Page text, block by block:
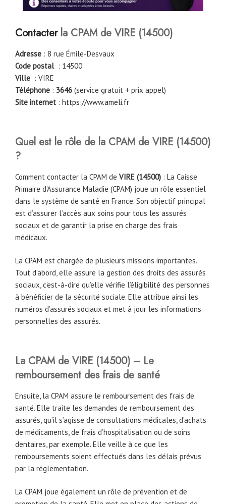
Contacterla CPAM de VIRE (14500)
Adresse : 8 rue Émile-Desvaux
Code postal: 14500
Ville : VIRE
Téléphone : 3646 (service gratuit + prix appel)
Site internet : https://www.ameli.fr
Quel est le rôle de la CPAM de VIRE (14500)
?
Comment contacter la CPAM de VIRE (14500) : La Caisse
Primaire d’Assurance Maladie (CPAM) joue un rôle essentiel
dans le système de santé en France. Son objectif principal
est d’assurer l’accès aux soins pour tous les assurés
sociaux et de garantir la prise en charge des frais
médicaux.
La CPAM est chargée de plusieurs missions importantes.
Tout d’abord, elle assure la gestion des droits des assurés
sociaux, c’est-à-dire qu’elle vérifie l’éligibilité des personnes
à bénéficier de la sécurité sociale. Elle attribue ainsi les
numéros d’assurés sociaux et met à jour les informations
personnelles des assurés.
La CPAM de VIRE (14500) – Le
remboursement des frais de santé
Ensuite, la CPAM assure le remboursement des frais de
santé. Elle traite les demandes de remboursement des
assurés, qu’il s’agisse de consultations médicales, d’achats
de médicaments, de frais d’hospitalisation ou de soins
dentaires, par exemple. Elle veille à ce que les
remboursements soient effectués dans les délais prévus
par la réglementation.
La CPAM joue également un rôle de prévention et de